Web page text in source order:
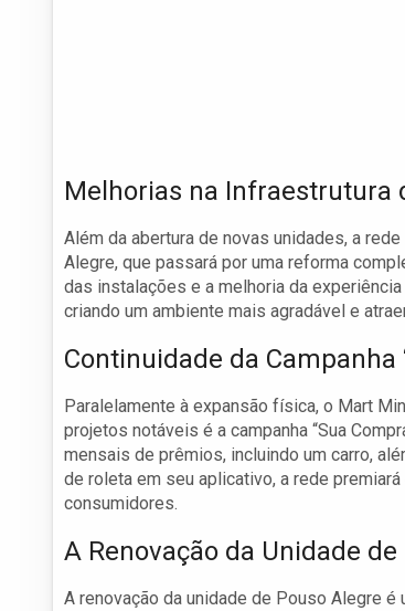
Melhorias na Infraestrutura
Além da abertura de novas unidades, a
Alegre, que passará por uma reforma
das instalações e a melhoria da
criando um ambiente mais agradável e
Continuidade da Campanha
Paralelamente à expansão física, o Mart
projetos notáveis é a campanha “Sua
mensais de prêmios, incluindo um carro,
de roleta em seu aplicativo, a rede
consumidores.
A Renovação da Unidade
A renovação da unidade de Pouso Alegre